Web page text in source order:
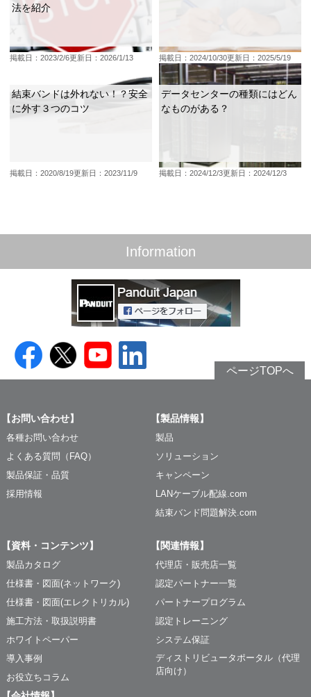
法を紹介
掲載日：2023/2/6更新日：2026/1/13 掲載日：2024/10/30更新日：2025/5/19
結束バンドは外れない！？安全
に外す３つのコツ
掲載日：2020/8/19更新日：2023/11/9
データセンターの種類にはどん
なものがある？
掲載日：2024/12/3更新日：2024/12/3
Information
ページTOPへ
【お問い合わせ】
各種お問い合わせ
よくある質問（FAQ）
製品保証・品質
採用情報
【製品情報】
製品
ソリューション
キャンペーン
LANケーブル配線.com
結束バンド問題解決.com
【資料・コンテンツ】
製品カタログ
仕様書・図面(ネットワーク)
仕様書・図面(エレクトリカル)
施工方法・取扱説明書
ホワイトペーパー
導入事例
お役立ちコラム
【関連情報】
代理店・販売店一覧
認定パートナー一覧
パートナープログラム
認定トレーニング
システム保証
ディストリビュータポータル（代理
店向け）